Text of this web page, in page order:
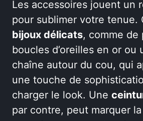
Les accessoires jouent un
pour sublimer votre tenue.
bijoux délicats, comme de
boucles d’oreilles en or ou
chaîne autour du cou, qui
une touche de
charger le look. Une
par contre, peut marquer